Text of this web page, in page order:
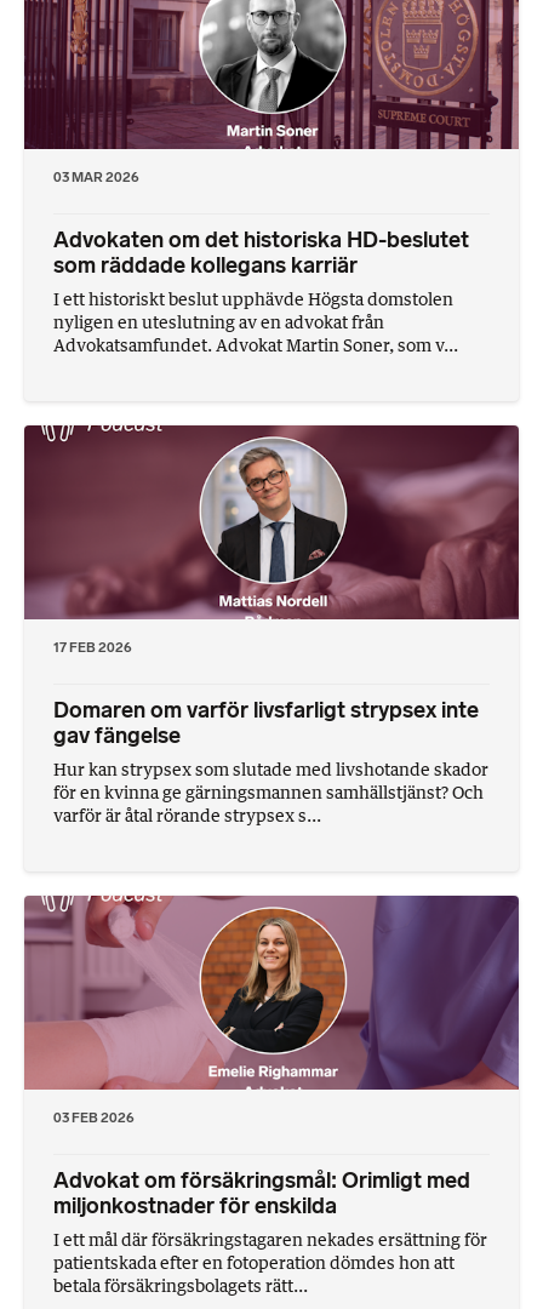
03 MAR 2026
Advokaten om det historiska HD-beslutet
som räddade kollegans karriär
I ett historiskt beslut upphävde Högsta domstolen
nyligen en uteslutning av en advokat från
Advokatsamfundet. Advokat Martin Soner, som v...
17 FEB 2026
Domaren om varför livsfarligt strypsex inte
gav fängelse
Hur kan strypsex som slutade med livshotande skador
för en kvinna ge gärningsmannen samhällstjänst? Och
varför är åtal rörande strypsex s...
03 FEB 2026
Advokat om försäkringsmål: Orimligt med
miljonkostnader för enskilda
I ett mål där försäkringstagaren nekades ersättning för
patientskada efter en fotoperation dömdes hon att
betala försäkringsbolagets rätt...